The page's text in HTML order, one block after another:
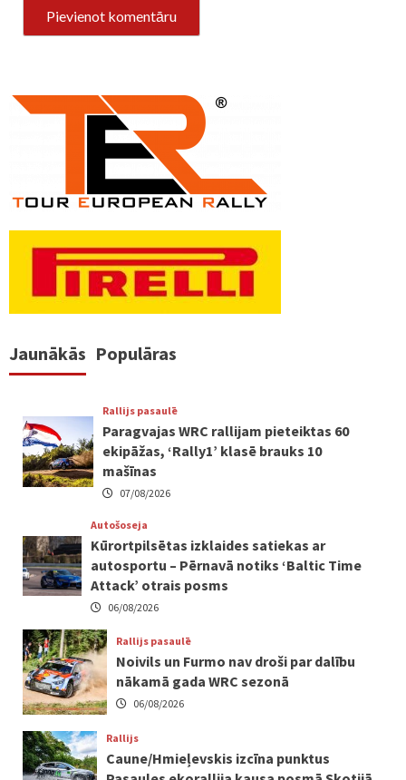
Jaunākās Populāras
Rallijs pasaulē
Paragvajas WRC rallijam pieteiktas 60
ekipāžas, ‘Rally1’ klasē brauks 10
mašīnas
07/08/2026
Autošoseja
Kūrortpilsētas izklaides satiekas ar
autosportu – Pērnavā notiks ‘Baltic Time
Attack’ otrais posms
06/08/2026
Rallijs pasaulē
Noivils un Furmo nav droši par dalību
nākamā gada WRC sezonā
06/08/2026
Rallijs
Caune/Hmieļevskis izcīna punktus